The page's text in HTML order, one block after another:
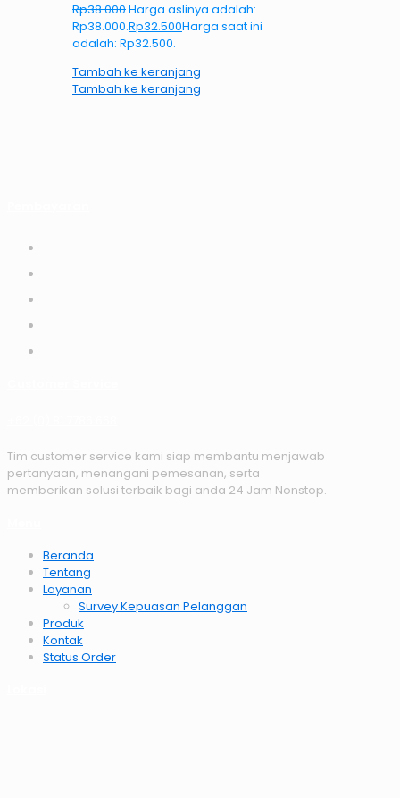
Rp38.000Harga aslinya adalah:
Rp38.000.Rp32.500Harga saat ini
adalah: Rp32.500.
Tambah ke keranjang
Tambah ke keranjang
Tim customer service kami siap membantu menjawab
pertanyaan, menangani pemesanan, serta
memberikan solusi terbaik bagi anda 24 Jam Nonstop.
Beranda
Tentang
Layanan
Survey Kepuasan Pelanggan
Produk
Kontak
Status Order